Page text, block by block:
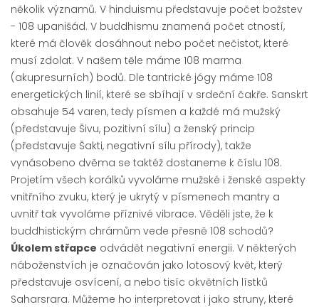
několik významů. V hinduismu představuje počet božstev
- 108 upanišád. V buddhismu znamená počet ctností,
které má člověk dosáhnout nebo počet nečistot, které
musí zdolat. V našem těle máme 108 marma
(akupresurních) bodů. Dle tantrické jógy máme 108
energetických linií, které se sbíhají v srdeční čakře. Sanskrt
obsahuje 54 varen, tedy písmen a každé má mužský
(představuje Šivu, pozitivní sílu) a ženský princip
(představuje Šakti, negativní sílu přírody), takže
vynásobeno dvěma se taktéž dostaneme k číslu 108.
Projetím všech korálků vyvoláme mužské i ženské aspekty
vnitřního zvuku, který je ukrytý v písmenech mantry a
uvnitř tak vyvoláme příznivé vibrace. Věděli jste, že k
buddhistickým chrámům vede přesně 108 schodů?
Úkolem střapce odvádět negativní energii. V některých
náboženstvích je označován jako lotosový květ, který
představuje osvícení, a nebo tisíc okvětních lístků
Saharsrara. Můžeme ho interpretovat i jako struny, které